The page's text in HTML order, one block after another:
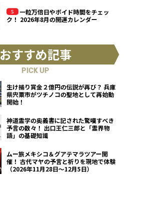
一粒万倍日やボイド時間をチェッ
ク！ 2026年8月の開運カレンダー
おすすめ記事
PICK UP
生け捕り賞金２億円の伝説が再び？ 兵庫
県宍粟市がツチノコの聖地として再始動
開始！
神道霊学の奥義書に記された驚嘆すべき
予言の数々！ 出口王仁三郎と「霊界物
語」の基礎知識
ムー旅メキシコ＆グアテマラツアー開
催！ 古代マヤの予言と祈りを現地で体験
（2026年11月28日～12月5日）